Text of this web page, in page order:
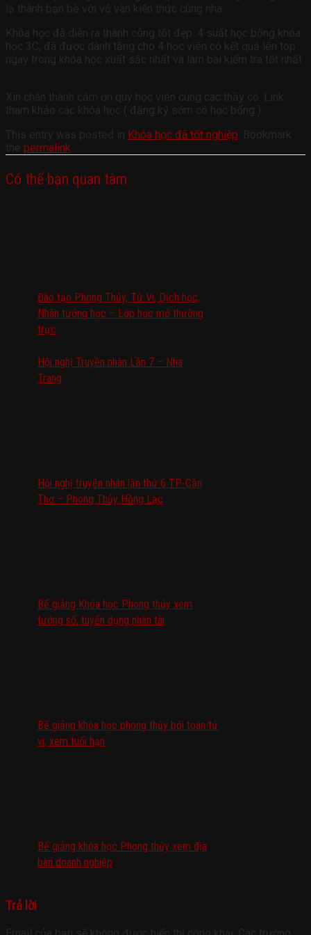
lạ thành bạn bè với vô vàn kiến thức cùng nha.
Khóa học đã diễn ra thành công tốt đẹp. 4 suất học bổng khóa
học 3C, đã được dành tặng cho 4 học viên có kết quả lên top
ngay trong khóa học xuất sắc nhất và làm bài kiểm tra tốt nhất
Xin chân thành cảm ơn quý học viên cùng các thầy cô. Link
tham khảo các khóa học ( đăng ký sớm có học bổng )
This entry was posted in Khóa học đã tốt nghiệp . Bookmark
the permalink
Có thể bạn quan tâm
Đào tạo Phong Thủy, Tử Vi, Dịch học,
Nhân tướng học – Lớp học mở thường
trực
Hội nghị Truyền nhân Lần 7 – Nha
Trang
Hội nghị truyền nhân lần thứ 6 TP-Cần
Thơ – Phong Thủy Hồng Lạc
Bế giảng Khóa học Phong thủy xem
tướng số, tuyển dụng nhân tài
Bế giảng khóa học phong thủy bói toán tử
vi, xem tuổi hạn
Bế giảng khóa học Phong thủy xem địa
bàn doanh nghiệp
Trả lời